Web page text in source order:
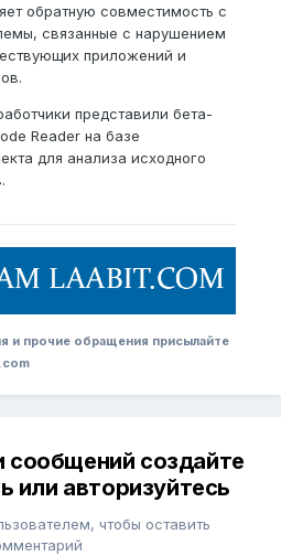
обратную совместимость с
связанные с нарушением
приложений и
представили бета-
Reader на базе
для анализа исходного
и прочие обращения присылайте
сообщений создайте
или авторизуйтесь
чтобы оставить